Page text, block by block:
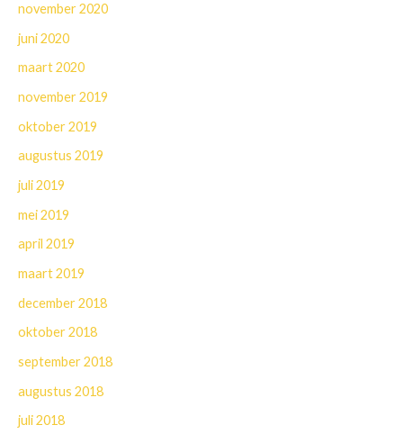
november 2020
juni 2020
maart 2020
november 2019
oktober 2019
augustus 2019
juli 2019
mei 2019
april 2019
maart 2019
december 2018
oktober 2018
september 2018
augustus 2018
juli 2018